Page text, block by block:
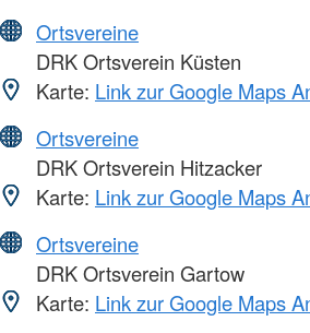
Ortsvereine
DRK Ortsverein Küsten
Karte: Link zur Google Maps
Ortsvereine
DRK Ortsverein Hitzacker
Karte: Link zur Google Maps
Ortsvereine
DRK Ortsverein Gartow
Karte: Link zur Google Maps